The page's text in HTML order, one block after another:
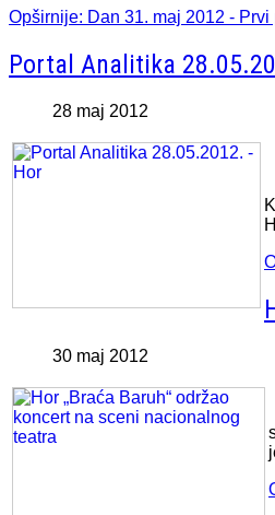
Opširnije: Dan 31. maj 2012 -
Portal Analitika
28 maj 2012
30 maj 2012